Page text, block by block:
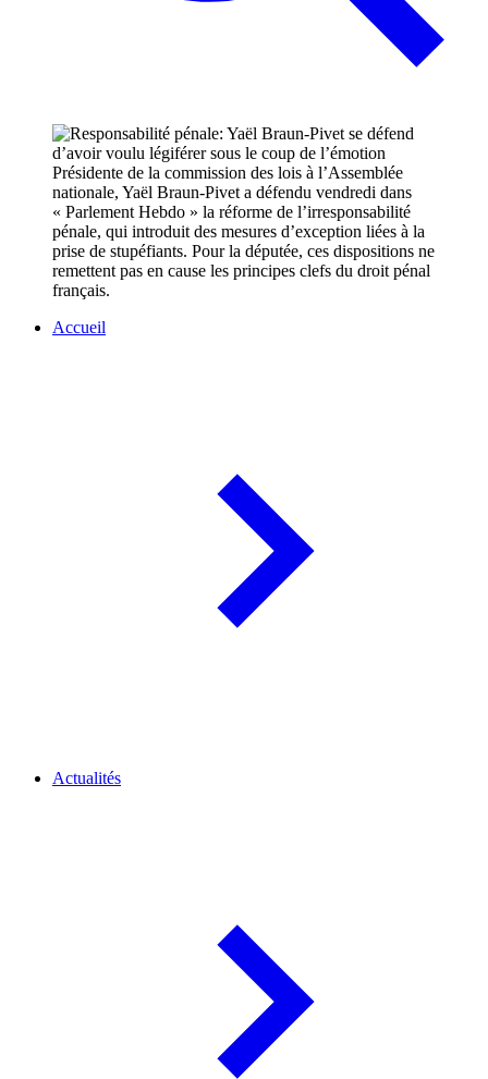
Présidente de la commission des lois à l’Assemblée
nationale, Yaël Braun-Pivet a défendu vendredi dans
« Parlement Hebdo » la réforme de l’irresponsabilité
pénale, qui introduit des mesures d’exception liées à la
prise de stupéfiants. Pour la députée, ces dispositions ne
remettent pas en cause les principes clefs du droit pénal
français.
Accueil
Actualités